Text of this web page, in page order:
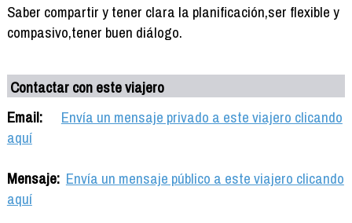
Saber compartir y tener clara la planificación,ser flexible y
compasivo,tener buen diálogo.
Contactar con este viajero
Email:
Envía un mensaje privado a este viajero clicando
aquí
Mensaje: Envía un mensaje público a este viajero clicando
aquí